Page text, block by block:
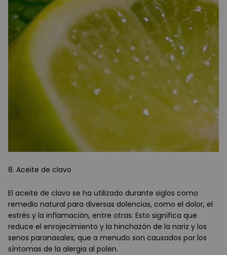
8. Aceite de clavo
El aceite de clavo se ha utilizado durante siglos como
remedio natural para diversas dolencias, como el dolor, el
estrés y la inflamación, entre otras. Esto significa que
reduce el enrojecimiento y la hinchazón de la nariz y los
senos paranasales, que a menudo son causados por los
síntomas de la alergia al polen.